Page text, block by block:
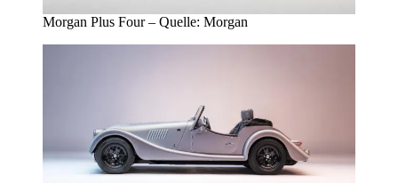
Morgan Plus Four – Quelle: Morgan